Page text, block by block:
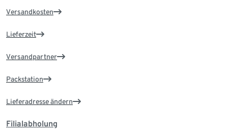
Versandkosten
Lieferzeit
Versandpartner
Packstation
Lieferadresse ändern
Filialabholung